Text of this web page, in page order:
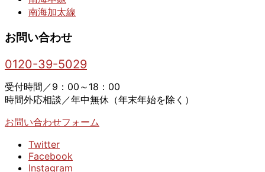
南海加太線
お問い合わせ
0120-39-5029
受付時間／9：00～18：00
時間外応相談／年中無休（年末年始を除く）
お問い合わせフォーム
Twitter
Facebook
Instagram